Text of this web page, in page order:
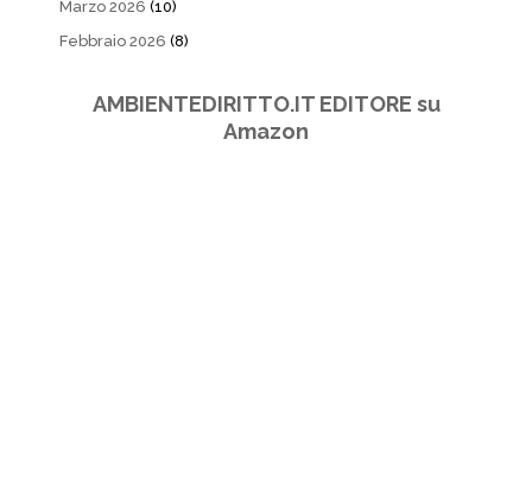
Marzo 2026 (10)
Febbraio 2026 (8)
AMBIENTEDIRITTO.IT EDITORE su
Amazon